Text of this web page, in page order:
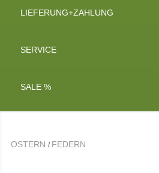
LIEFERUNG+ZAHLUNG
SERVICE
SALE %
OSTERN / FEDERN